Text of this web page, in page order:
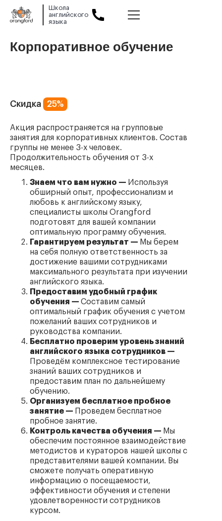
Slide 1 of 2.
Школа
английского
языка
Корпоративное обучение
Скидка 25%
Акция распространяется на групповые
занятия для корпоративных клиентов. Состав
группы не менее 3-х человек.
Продолжительность обучения от 3-х
месяцев.
Знаем что вам нужно — Используя
обширный опыт, профессионализм и
любовь к английскому языку,
специалисты школы Orangford
подготовят для вашей компании
оптимальную программу обучения.
Гарантируем результат — Мы берем
на себя полную ответственность за
достижение вашими сотрудниками
максимального результата при изучении
английского языка.
Предоставим удобный график
обучения — Составим самый
оптимальный график обучения с учетом
пожеланий ваших сотрудников и
руководства компании.
Бесплатно проверим уровень знаний
английского языка сотрудников —
Проведём комплексное тестирование
знаний ваших сотрудников и
предоставим план по дальнейшему
обучению.
Организуем бесплатное пробное
занятие — Проведем бесплатное
пробное занятие.
Контроль качества обучения — Мы
обеспечим постоянное взаимодействие
методистов и кураторов нашей школы с
представителями вашей компании. Вы
сможете получать оперативную
информацию о посещаемости,
эффективности обучения и степени
удовлетворенности сотрудников
курсом.